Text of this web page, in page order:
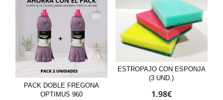
PACK DOBLE FREGONA
OPTIMUS 960
ESTROPAJO CON ESPONJA
(3 UND.)
1.98€